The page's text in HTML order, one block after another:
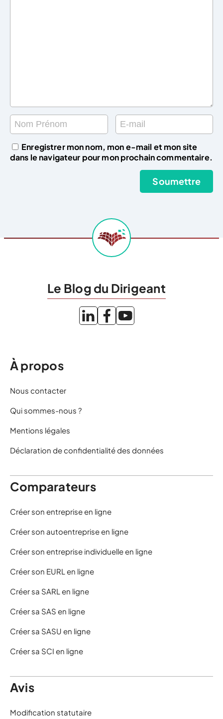
Enregistrer mon nom, mon e-mail et mon site
dans le navigateur pour mon prochain commentaire.
Le Blog du Dirigeant
À propos
Nous contacter
Qui sommes-nous ?
Mentions légales
Déclaration de confidentialité des données
Comparateurs
Créer son entreprise en ligne
Créer son autoentreprise en ligne
Créer son entreprise individuelle en ligne
Créer son EURL en ligne
Créer sa SARL en ligne
Créer sa SAS en ligne
Créer sa SASU en ligne
Créer sa SCI en ligne
Avis
Modification statutaire